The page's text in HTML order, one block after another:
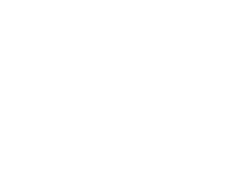
venkovní bazén, terasa na slunění s lehátky a slunečníky
Ayia Napa, v bezprostřední blízkosti hotelu
all inclusive).